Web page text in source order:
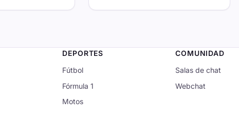
DEPORTES
Fútbol
Fórmula 1
Motos
COMUNIDAD
Salas de chat
Webchat